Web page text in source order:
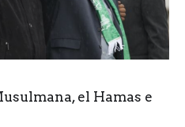
el Hamas e